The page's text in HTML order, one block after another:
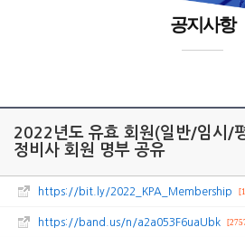
공지사항
2022년도 유효 회원(일반/임시/
정비사 회원 명부 공유
https://bit.ly/2022_KPA_Membership
https://band.us/n/a2a053F6uaUbk